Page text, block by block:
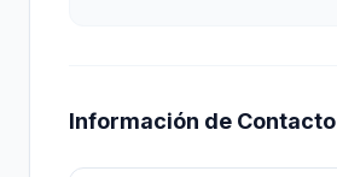
Información de Contacto